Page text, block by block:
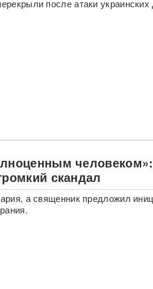
после атаки украинских
скандал
а священник предложил